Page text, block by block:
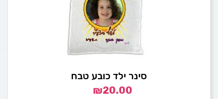
סינר ילד כובע טבח
₪20.00